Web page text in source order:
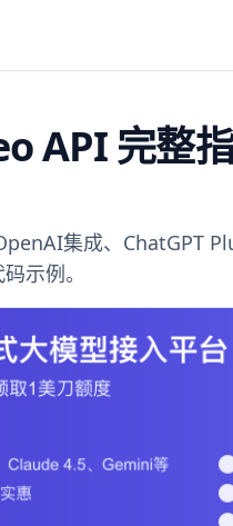
API 完整
集成、ChatGPT
示例。